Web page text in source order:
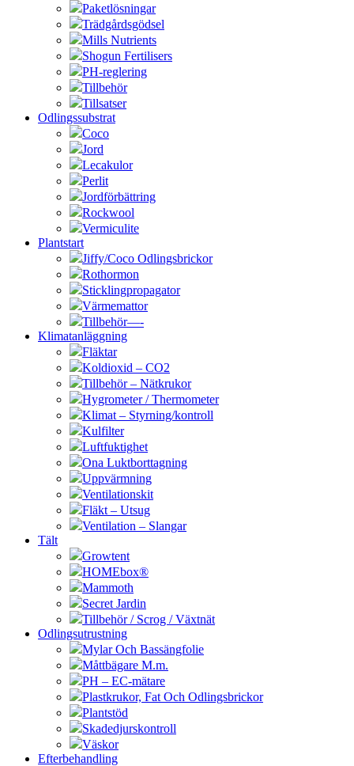
Paketlösningar
Trädgårdsgödsel
Mills Nutrients
Shogun Fertilisers
PH-reglering
Tillbehör
Tillsatser
Odlingssubstrat
Coco
Jord
Lecakulor
Perlit
Jordförbättring
Rockwool
Vermiculite
Plantstart
Jiffy/Coco Odlingsbrickor
Rothormon
Sticklingpropagator
Värmemattor
Tillbehör—-
Klimatanläggning
Fläktar
Koldioxid – CO2
Tillbehör – Nätkrukor
Hygrometer / Thermometer
Klimat – Styrning/kontroll
Kulfilter
Luftfuktighet
Ona Luktborttagning
Uppvärmning
Ventilationskit
Fläkt – Utsug
Ventilation – Slangar
Tält
Growtent
HOMEbox®
Mammoth
Secret Jardin
Tillbehör / Scrog / Växtnät
Odlingsutrustning
Mylar Och Bassängfolie
Måttbägare M.m.
PH – EC-mätare
Plastkrukor, Fat Och Odlingsbrickor
Plantstöd
Skadedjurskontroll
Väskor
Efterbehandling